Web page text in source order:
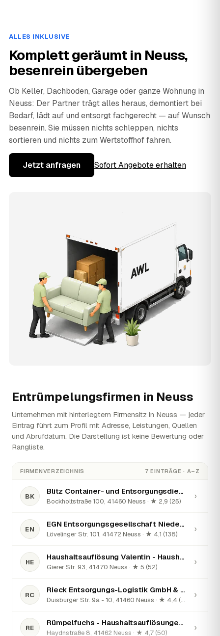
ALLES INKLUSIVE
Komplett geräumt in Neuss,
besenrein übergeben
Ob Keller, Dachboden, Garage oder ganze Wohnung in
Neuss: Der Partner trägt alles heraus, demontiert bei
Bedarf, lädt auf und entsorgt fachgerecht — auf Wunsch
besenrein. Sie müssen nichts schleppen, nichts
sortieren und nichts zum Wertstoffhof fahren.
Jetzt anfragen Sofort Angebote erhalten
Entrümpelungsfirmen in Neuss
Unternehmen mit hinterlegtem Firmensitz in Neuss — jeder
Eintrag führt zum Profil mit Adresse, Leistungen, Quellen
und Abrufdatum. Die Darstellung ist keine Bewertung oder
Rangliste.
FIRMENVERZEICHNIS 7 EINTRÄGE · A–Z
BK
Blitz Container- und Entsorgungsdienst GmbH & Co. KG
Bockholtstraße 100, 41460 Neuss · ★ 2,9 (25)
›
EN
EGN Entsorgungsgesellschaft Niederrhein mbH Neuss
Lövelinger Str. 101, 41472 Neuss · ★ 4,1 (138)
›
HE
Haushaltsauflösung Valentin - Haushaltsauflösungen, Wohnungsräumungen, Entrümpelungen
Gierer Str. 93, 41470 Neuss · ★ 5 (52)
›
RC
Rieck Entsorgungs-Logistik GmbH & Co.KG
Duisburger Str. 9a - 10, 41460 Neuss · ★ 4,4 (37)
›
RE
Rümpelfuchs - Haushaltsauflösungen u. Entrümpelungen
Haydnstraße 8, 41462 Neuss · ★ 4,7 (50)
›